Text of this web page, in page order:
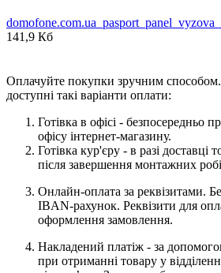
141,9 Кб
Оплачуйте покупки зручним способом.
доступні такі варіанти оплати:
Готівка в офісі - безпосередньо
офісу інтернет-магазину.
Готівка кур'єру - в разі доставці
після завершення монтажних
Онлайн-оплата за реквізитами.
IBAN-рахунок. Реквізити для
оформлення замовлення.
Накладений платіж - за
при отриманні товару у